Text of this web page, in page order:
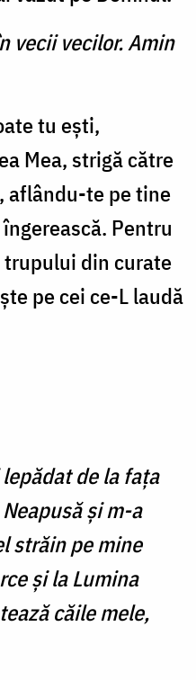
vecii vecilor. Amin
tu eşti,
Mea, strigă către
aflându-te pe tine
Pentru
din curate
pe cei ce-L laudă
de la faţa
şi m-a
străin pe mine
şi la Lumina
căile mele,